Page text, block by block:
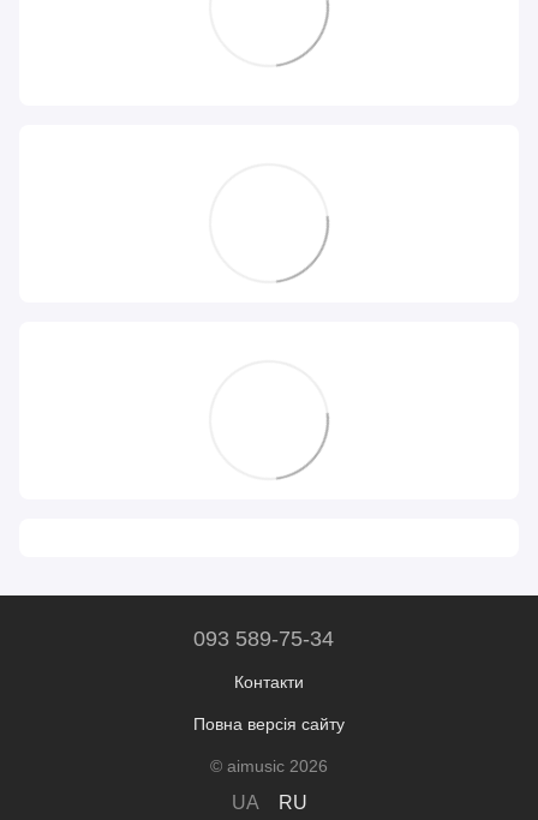
093 589-75-34
Контакти
Повна версія сайту
© aimusic 2026
UA RU